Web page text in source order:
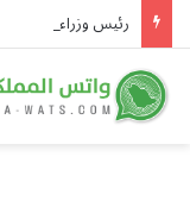
رئيس وزراء